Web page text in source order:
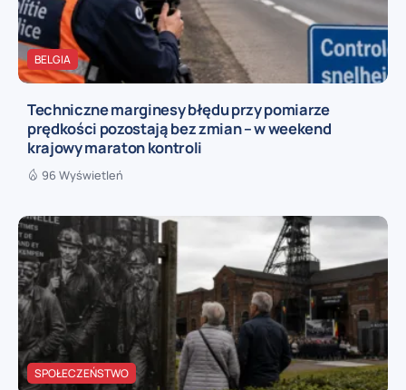
BELGIA
Techniczne marginesy błędu przy pomiarze
prędkości pozostają bez zmian – w weekend
krajowy maraton kontroli
96 Wyświetleń
SPOŁECZEŃSTWO